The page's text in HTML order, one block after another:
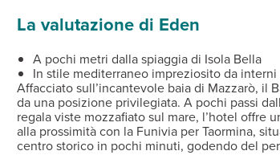
La valutazione di Eden
A pochi metri dalla spiaggia di Isola Bella
In stile mediterraneo impreziosito da
Affacciato sull’incantevole baia di Mazzarò, il
da una posizione privilegiata. A pochi passi
regala viste mozzafiato sul mare, l’hotel offre
alla prossimità con la Funivia per Taormina,
centro storico in pochi minuti, godendo del
5 km da Taormina, 60 km dall'aeroporto
aria condizionata, minifrigo, cassetta di
regionale e nazionale, menu a scelta e servizio
incustodito a posti limitati a
infant 0-2 anni gratuito se condivide il letto